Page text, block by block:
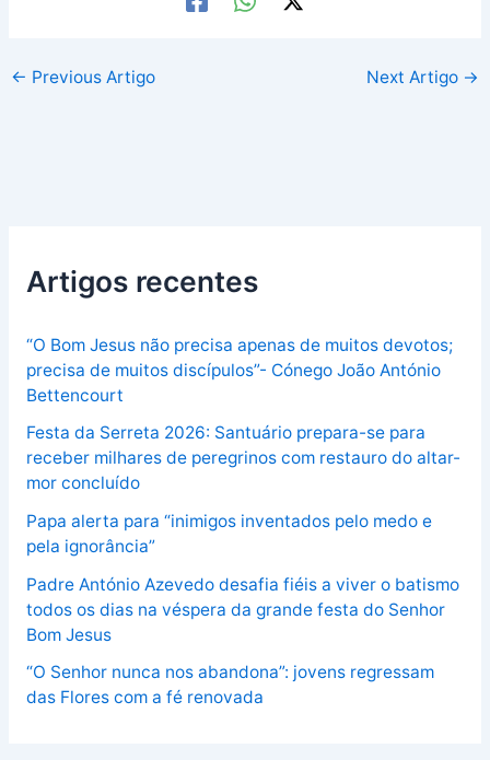
← Previous Artigo Next Artigo →
Artigos recentes
“O Bom Jesus não precisa apenas de muitos devotos;
precisa de muitos discípulos”- Cónego João António
Bettencourt
Festa da Serreta 2026: Santuário prepara-se para
receber milhares de peregrinos com restauro do altar-
mor concluído
Papa alerta para “inimigos inventados pelo medo e
pela ignorância”
Padre António Azevedo desafia fiéis a viver o batismo
todos os dias na véspera da grande festa do Senhor
Bom Jesus
“O Senhor nunca nos abandona”: jovens regressam
das Flores com a fé renovada